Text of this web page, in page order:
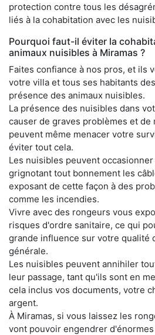
protection contre tous les
liés à la cohabitation avec les
Pourquoi faut-il éviter la
animaux nuisibles à Miramas ?
Faites confiance à nos pros, et ils
votre villa et tous ses habitants
présence des animaux nuisibles.
La présence des nuisibles dans
causer de graves problèmes et de
peuvent même menacer votre
éviter tout cela.
Les nuisibles peuvent
grignotant tout bonnement les
exposant de cette façon à des
comme les incendies.
Vivre avec des rongeurs vous
risques d'ordre sanitaire, ce qui
grande influence sur votre qualité
générale.
Les nuisibles peuvent annihiler
leur passage, tant qu'ils sont en
cela inclus vos documents, votre
argent.
À Miramas, si vous laissez les
vont pouvoir engendrer